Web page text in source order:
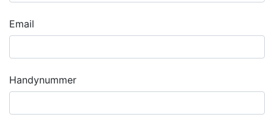
Email
Handynummer